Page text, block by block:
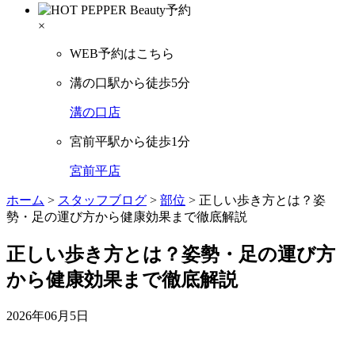
×
WEB予約はこちら
溝の口駅から徒歩5分
溝の口店
宮前平駅から徒歩1分
宮前平店
ホーム > スタッフブログ > 部位 > 正しい歩き方とは？姿
勢・足の運び方から健康効果まで徹底解説
正しい歩き方とは？姿勢・足の運び方
から健康効果まで徹底解説
2026年06月5日